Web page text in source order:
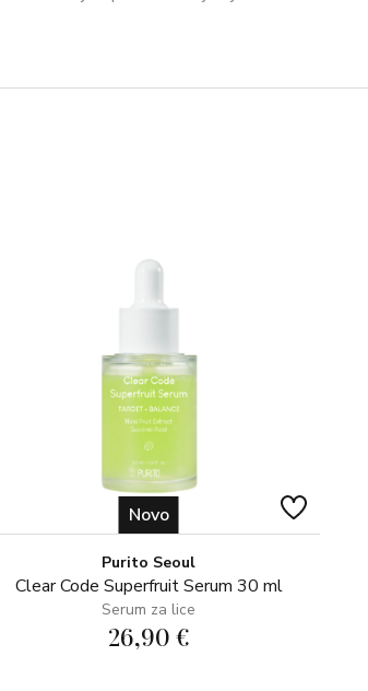
Novo
Purito Seoul
Clear Code Superfruit Serum 30 ml
Serum za lice
26,90 €